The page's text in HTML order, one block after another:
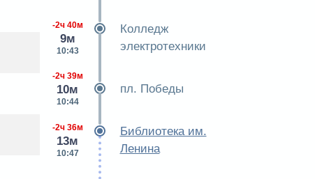
-2ч 40м
9м
10:43
Колледж
электротехники
-2ч 39м
10м
10:44
пл. Победы
-2ч 36м
13м
10:47
Библиотека им.
Ленина